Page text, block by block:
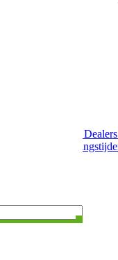
Dealers
Gewijzigde